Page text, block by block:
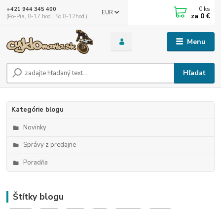
Menu
EUR
Hľadať
+421 944 345 400
(Po-Pia, 8-17 hod., So 8-12hod.)
0 ks
za 0 €
Kategórie blogu
Novinky
Správy z predajne
Poradňa
Štítky blogu